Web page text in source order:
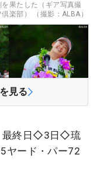
果たした（ギア写真撮
楽部） （撮影：ALBA）
見る
最終日◇3日◇琉
ヤード・パー72